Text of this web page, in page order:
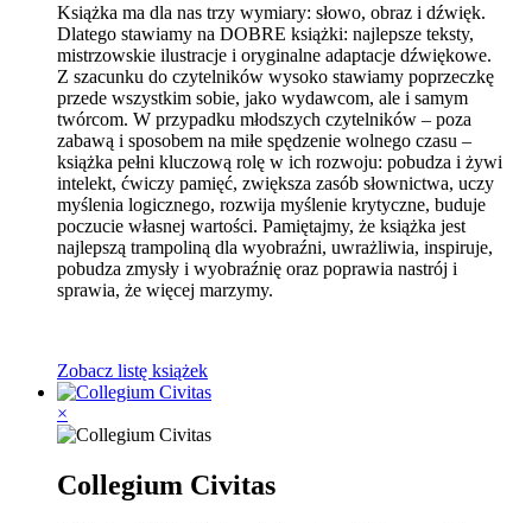
Książka ma dla nas trzy wymiary: słowo, obraz i dźwięk.
Dlatego stawiamy na DOBRE książki: najlepsze teksty,
mistrzowskie ilustracje i oryginalne adaptacje dźwiękowe.
Z szacunku do czytelników wysoko stawiamy poprzeczkę
przede wszystkim sobie, jako wydawcom, ale i samym
twórcom. W przypadku młodszych czytelników – poza
zabawą i sposobem na miłe spędzenie wolnego czasu –
książka pełni kluczową rolę w ich rozwoju: pobudza i żywi
intelekt, ćwiczy pamięć, zwiększa zasób słownictwa, uczy
myślenia logicznego, rozwija myślenie krytyczne, buduje
poczucie własnej wartości. Pamiętajmy, że książka jest
najlepszą trampoliną dla wyobraźni, uwrażliwia, inspiruje,
pobudza zmysły i wyobraźnię oraz poprawia nastrój i
sprawia, że więcej marzymy.
Zobacz listę książek
×
Collegium Civitas